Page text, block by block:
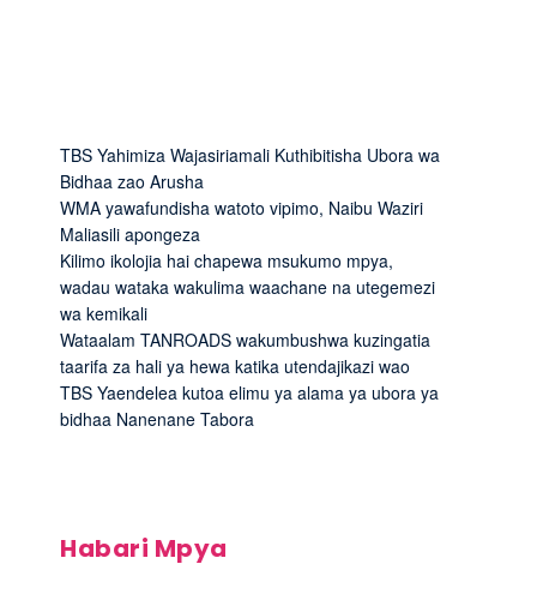
TBS Yahimiza Wajasiriamali Kuthibitisha Ubora wa
Bidhaa zao Arusha
WMA yawafundisha watoto vipimo, Naibu Waziri
Maliasili apongeza
Kilimo ikolojia hai chapewa msukumo mpya,
wadau wataka wakulima waachane na utegemezi
wa kemikali
Wataalam TANROADS wakumbushwa kuzingatia
taarifa za hali ya hewa katika utendajikazi wao
TBS Yaendelea kutoa elimu ya alama ya ubora ya
bidhaa Nanenane Tabora
Habari Mpya